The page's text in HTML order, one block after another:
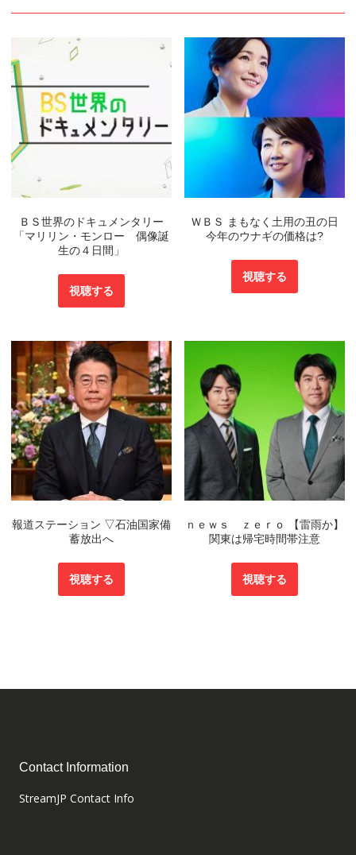
ＢＳ世界のドキュメンタリー
「マリリン・モンロー 偶像誕
生の４日間」
視聴する
ＷＢＳ まもなく土用の丑の日
今年のウナギの価格は?
視聴する
報道ステーション ▽石油国家備
蓄放出へ
視聴する
ｎｅｗｓ ｚｅｒｏ 【雷雨か】
関東は帰宅時間帯注意
視聴する
Contact Information
StreamJP Contact Info